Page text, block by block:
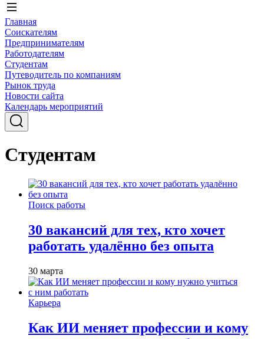
Главная
Соискателям
Предпринимателям
Работодателям
Студентам
Путеводитель по компаниям
Рынок труда
Новости сайта
Календарь мероприятий
Студентам
Поиск работы
30 вакансий для тех, кто хочет
работать удалённо без опыта
30 марта
Карьера
Как ИИ меняет профессии и кому